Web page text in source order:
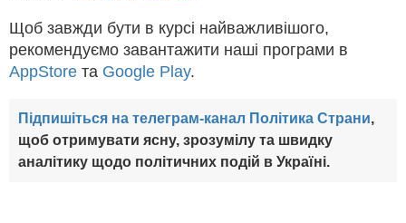
Щоб завжди бути в курсі найважливішого,
рекомендуємо завантажити наші програми в
AppStore та Google Play.
Підпишіться на телеграм-канал Політика Страни,
щоб отримувати ясну, зрозумілу та швидку
аналітику щодо політичних подій в Україні.